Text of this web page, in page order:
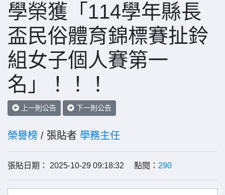
學榮獲「114學年縣長
盃民俗體育錦標賽扯鈴
組女子個人賽第一
名」！！！
上一則公告 下一則公告
榮譽榜 / 張貼者 學務主任
張貼日期： 2025-10-29 09:18:32 點閱： 290